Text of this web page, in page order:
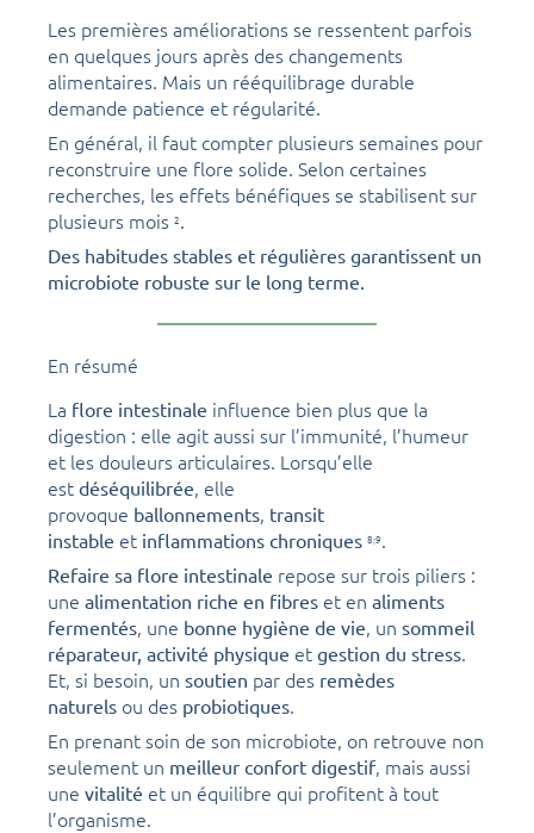
Les premières améliorations se ressentent parfois
en quelques jours après des changements
alimentaires. Mais un rééquilibrage durable
demande patience et régularité.
En général, il faut compter plusieurs semaines pour
reconstruire une flore solide. Selon certaines
recherches, les effets bénéfiques se stabilisent sur
plusieurs mois 2.
Des habitudes stables et régulières garantissent un
microbiote robuste sur le long terme.
En résumé
La flore intestinale influence bien plus que la
digestion : elle agit aussi sur l’immunité, l’humeur
et les douleurs articulaires. Lorsqu’elle
est déséquilibrée, elle
provoque ballonnements, transit
instable et inflammations chroniques 8;9.
Refaire sa flore intestinale repose sur trois piliers :
une alimentation riche en fibres et en aliments
fermentés, une bonne hygiène de vie, un sommeil
réparateur, activité physique et gestion du stress.
Et, si besoin, un soutien par des remèdes
naturels ou des probiotiques.
En prenant soin de son microbiote, on retrouve non
seulement un meilleur confort digestif, mais aussi
une vitalité et un équilibre qui profitent à tout
l’organisme.